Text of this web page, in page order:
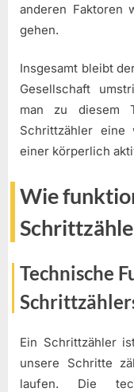
anderen Faktoren
gehen.
Insgesamt bleibt
Gesellschaft
man zu diesem
Schrittzähler eine
einer körperlich
Wie
Technische
Ein Schrittzähler
unsere Schritte
laufen. Die